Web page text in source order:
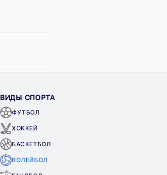
ВИДЫ СПОРТА
ФУТБОЛ
ХОККЕЙ
БАСКЕТБОЛ
ВОЛЕЙБОЛ